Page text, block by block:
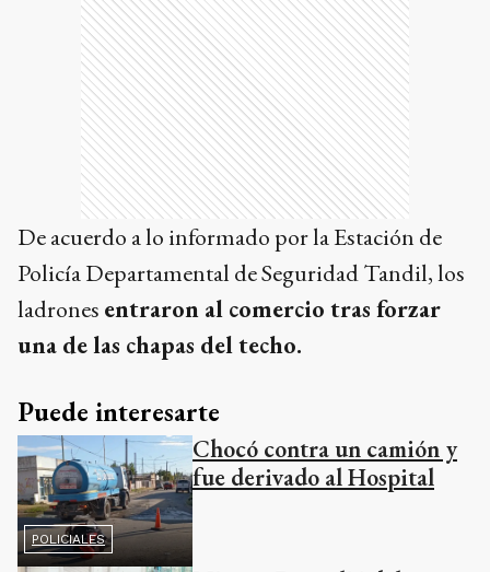
De acuerdo a lo informado por la Estación de
Policía Departamental de Seguridad Tandil, los
ladrones entraron al comercio tras forzar
una de las chapas del techo.
Puede interesarte
POLICIALES
Chocó contra un camión y
fue derivado al Hospital